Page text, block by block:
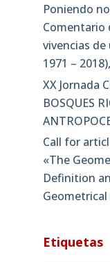
Poniendo
Comentario
vivencias
1971 –
XX Jornada
BOSQUES
Call for
«The
Definition
Geometrical
Etiquetas